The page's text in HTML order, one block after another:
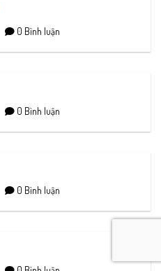
0 Bình luận
0 Bình luận
0 Bình luận